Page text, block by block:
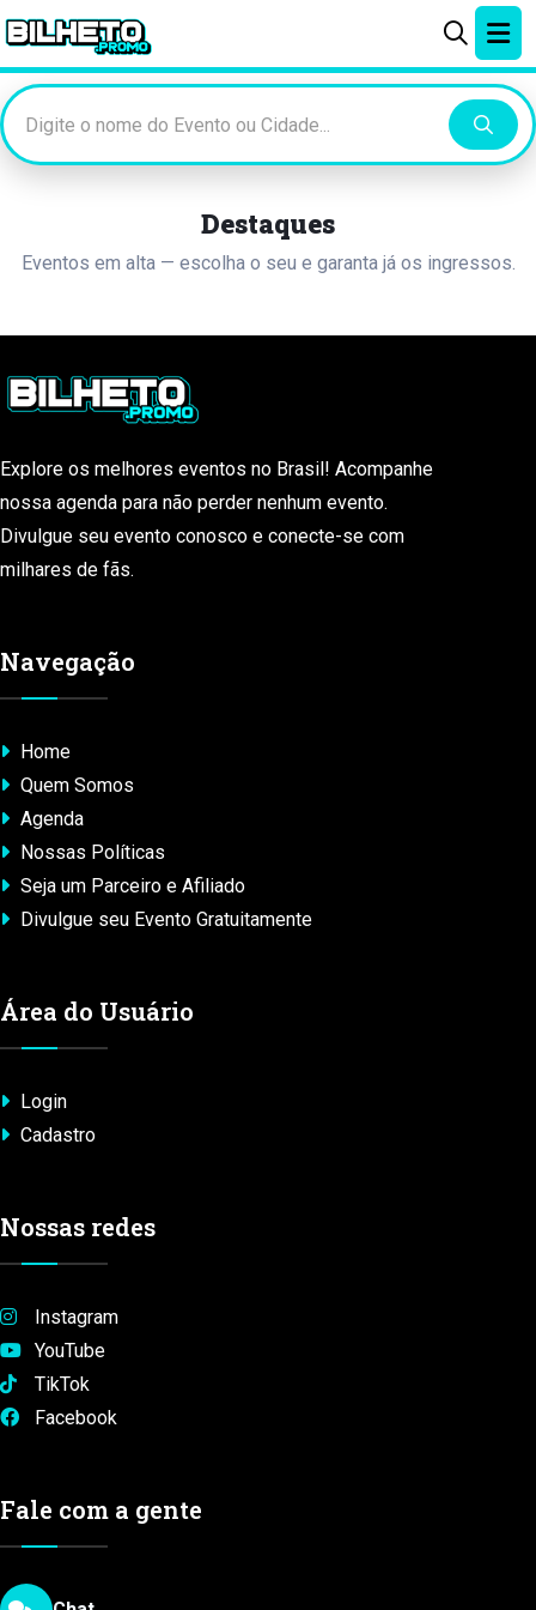
Destaques
Eventos em alta — escolha o seu e garanta já os ingressos.
Explore os melhores eventos no Brasil! Acompanhe
nossa agenda para não perder nenhum evento.
Divulgue seu evento conosco e conecte-se com
milhares de fãs.
Navegação
Home
Quem Somos
Agenda
Nossas Políticas
Seja um Parceiro e Afiliado
Divulgue seu Evento Gratuitamente
Área do Usuário
Login
Cadastro
Nossas redes
Instagram
YouTube
TikTok
Facebook
Fale com a gente